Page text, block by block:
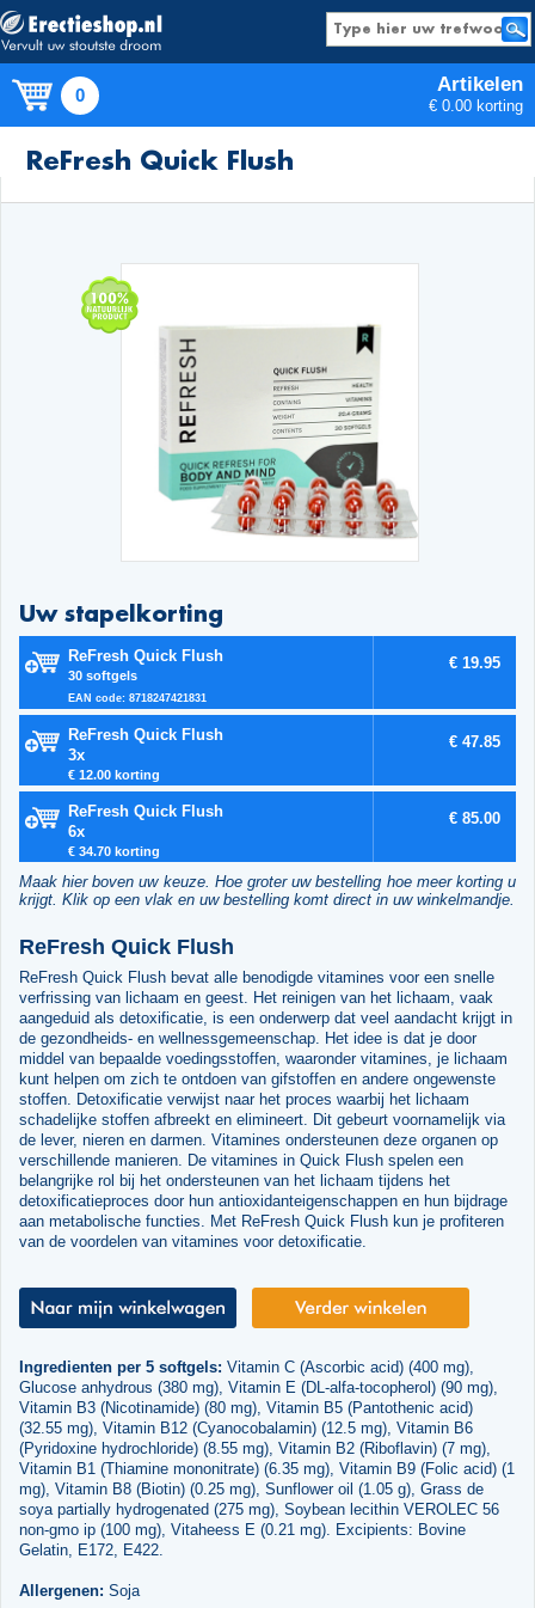
0 Artikelen
€ 0.00 korting
Producten
ReFresh Quick Flush
Uw stapelkorting
ReFresh Quick Flush
30 softgels
EAN code: 8718247421831
€ 19.95
ReFresh Quick Flush
3x
€ 12.00 korting
€ 47.85
ReFresh Quick Flush
6x
€ 34.70 korting
€ 85.00
Maak hier boven uw keuze. Hoe groter uw bestelling hoe meer korting u
krijgt. Klik op een vlak en uw bestelling komt direct in uw winkelmandje.
ReFresh Quick Flush
ReFresh Quick Flush bevat alle benodigde vitamines voor een snelle
verfrissing van lichaam en geest. Het reinigen van het lichaam, vaak
aangeduid als detoxificatie, is een onderwerp dat veel aandacht krijgt in
de gezondheids- en wellnessgemeenschap. Het idee is dat je door
middel van bepaalde voedingsstoffen, waaronder vitamines, je lichaam
kunt helpen om zich te ontdoen van gifstoffen en andere ongewenste
stoffen. Detoxificatie verwijst naar het proces waarbij het lichaam
schadelijke stoffen afbreekt en elimineert. Dit gebeurt voornamelijk via
de lever, nieren en darmen. Vitamines ondersteunen deze organen op
verschillende manieren. De vitamines in Quick Flush spelen een
belangrijke rol bij het ondersteunen van het lichaam tijdens het
detoxificatieproces door hun antioxidanteigenschappen en hun bijdrage
aan metabolische functies. Met ReFresh Quick Flush kun je profiteren
van de voordelen van vitamines voor detoxificatie.
Ingredienten per 5 softgels: Vitamin C (Ascorbic acid) (400 mg),
Glucose anhydrous (380 mg), Vitamin E (DL-alfa-tocopherol) (90 mg),
Vitamin B3 (Nicotinamide) (80 mg), Vitamin B5 (Pantothenic acid)
(32.55 mg), Vitamin B12 (Cyanocobalamin) (12.5 mg), Vitamin B6
(Pyridoxine hydrochloride) (8.55 mg), Vitamin B2 (Riboflavin) (7 mg),
Vitamin B1 (Thiamine mononitrate) (6.35 mg), Vitamin B9 (Folic acid) (1
mg), Vitamin B8 (Biotin) (0.25 mg), Sunflower oil (1.05 g), Grass de
soya partially hydrogenated (275 mg), Soybean lecithin VEROLEC 56
non-gmo ip (100 mg), Vitaheess E (0.21 mg). Excipients: Bovine
Gelatin, E172, E422.
Allergenen: Soja